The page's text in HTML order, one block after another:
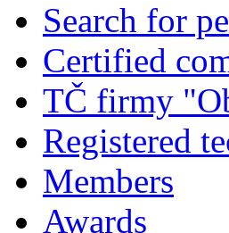
Search for
Certified
TČ firmy
Registered
Members
Awards